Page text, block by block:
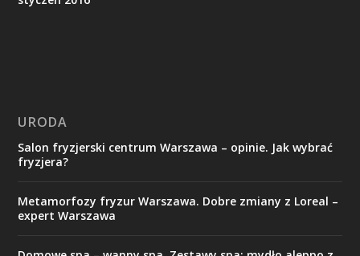
URODA
Salon fryzjerski centrum Warszawa – opinie. Jak wybrać
fryzjera?
Metamorfozy fryzur Warszawa. Dobre zmiany z Loreal –
expert Warszawa